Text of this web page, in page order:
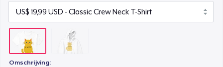
Omschrijving: